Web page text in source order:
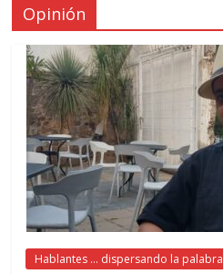
Opinión
Hablantes ... dispersando la palabra